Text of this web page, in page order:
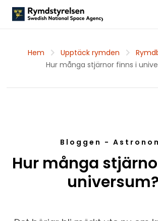
Hem Upptäck rymden
Hur många stjärnor finns i
Bloggen -
Hur många
universum?